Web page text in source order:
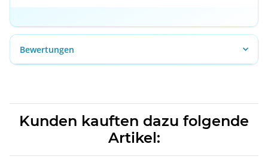
Bewertungen
Kunden kauften dazu folgende
Artikel: